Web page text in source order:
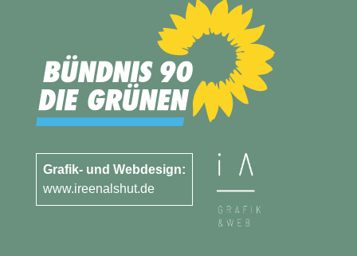
Grafik- und Webdesign:
www.ireenalshut.de